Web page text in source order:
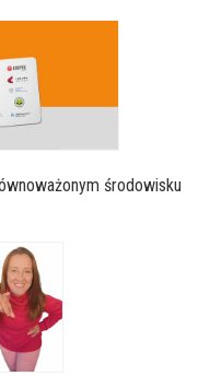
środowisku